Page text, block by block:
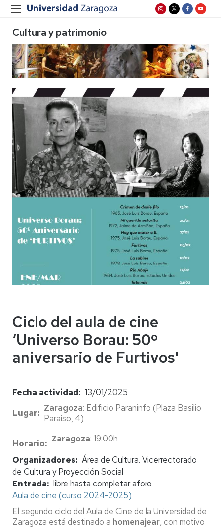
Cultura y patrimonio
Ciclo del aula de cine
‘Universo Borau: 50º
aniversario de Furtivos'
Fecha actividad
13/01/2025
Lugar
Zaragoza: Edificio Paraninfo (Plaza Basilio
Paraíso, 4)
Horario Zaragoza: 19:00h
Organizadores Área de Cultura. Vicerrectorado
de Cultura y Proyección Social
Entrada
libre hasta completar aforo
Aula de cine (curso 2024-2025)
El segundo ciclo del Aula de Cine de la Universidad de
Zaragoza está destinado a homenajear, con motivo